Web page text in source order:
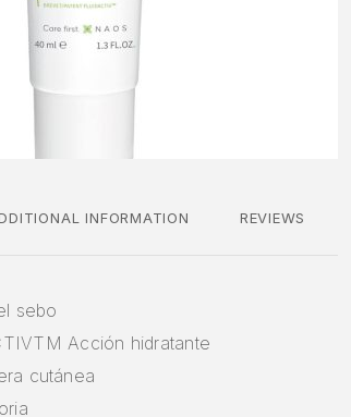
INFORMATION REVIEWS
sebo
Acción hidratante
cutánea